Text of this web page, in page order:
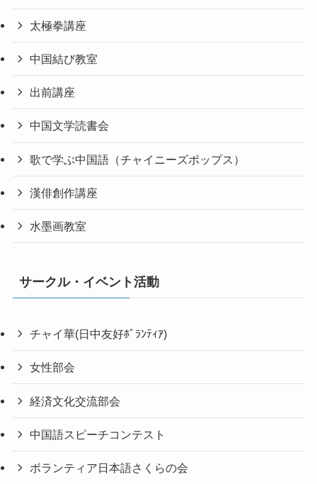
太極拳講座
中国結び教室
出前講座
中国文学読書会
歌で学ぶ中国語（チャイニーズポップス）
漢俳創作講座
水墨画教室
サークル・イベント活動
チャイ華(日中友好ﾎﾞﾗﾝﾃｨｱ)
女性部会
経済文化交流部会
中国語スピーチコンテスト
ボランティア日本語さくらの会